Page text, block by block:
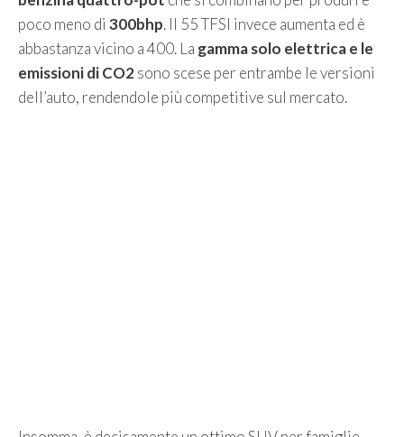
poco meno di 300bhp. Il 55 TFSI invece aumenta ed è
abbastanza vicino a 400. La gamma solo elettrica e le
emissioni di CO2sono scese per entrambe le versioni
dell’auto, rendendole più competitive sul mercato.